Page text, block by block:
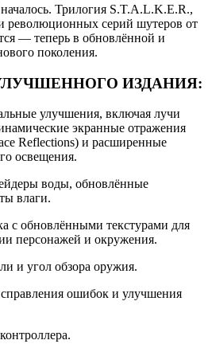
Трилогия S.T.A.L.K.E.R.,
революционных серий шутеров от
— теперь в обновлённой и
поколения.
ИЗДАНИЯ:
улучшения, включая лучи
экранные отражения
Reflections) и расширенные
освещения.
воды, обновлённые
влаги.
с обновлёнными текстурами для
персонажей и окружения.
и угол обзора оружия.
ошибок и улучшения